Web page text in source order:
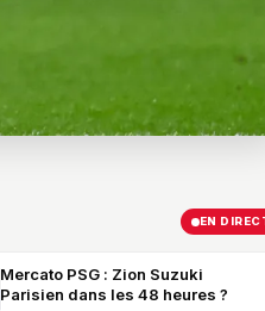
EN
Mercato PSG : Zion Suzuki
Parisien dans les 48 heures ?